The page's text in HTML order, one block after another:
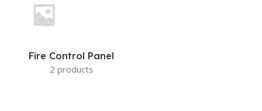
Fire Control Panel
2 products